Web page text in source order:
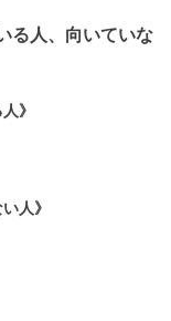
る人、向いていな
》
人》